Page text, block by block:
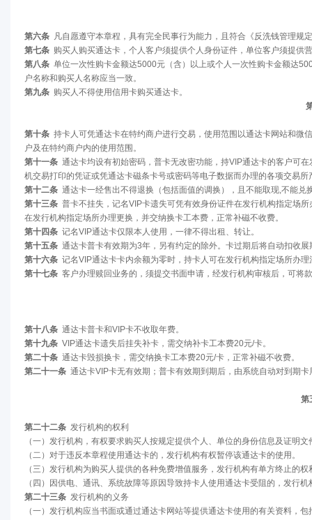
第六条 凡自愿遵守本章程，具有完全民事行为能力，且符合《反洗钱管理规
第七条 购买人购买通达卡，个人客户须提供个人身份证件，单位客户须提
第八条 单位一次性购卡金额达5000元（含）以上或个人一次性购卡金额达
户名称和购买人名称应当一致。
第九条 购买人不得使用信用卡购买通达卡。
第十条 持卡人可凭通达卡在特约商户进行交易，使用范围以通达卡网站和微
户及在特约商户内的使用范围。
第十一条 通达卡均设有初始密码，普卡无改密功能，持VIP通达卡的客户可
机交易打印的凭证或凭通达卡磁条卡号或密码等电子数据而办理的各项交易
第十二条 通达卡一经售出不得退换（包括面值的调换），且不能取现,不能兑
第十三条 普卡不挂失，记名VIP卡遗失可凭有效身份证件在发行机构指定场
在发行机构指定场所办理更换，并交纳换卡工本费，正常补磁不收费。
第十四条 记名VIP通达卡仅限本人使用，一律不得出租、转让。
第十五条 通达卡普卡有效期为3年，另有约定的除外。卡过期后将自动扣收
第十六条 记名VIP通达卡卡内余额为零时，持卡人可在发行机构指定场所办
第十七条 客户办理赎回业务的，须提交书面申请，经发行机构审核后，可将
第十八条 通达卡普卡和VIP卡不收取年费。
第十九条 VIP通达卡遗失后挂失补卡，需交纳补卡工本费20元/卡。
第二十条 通达卡毁损换卡，需交纳换卡工本费20元/卡，正常补磁不收费。
第二十一条 通达卡VIP卡无有效期；普卡有效期到期后，由系统自动对到期
第
第二十二条 发行机构的权利
（一）发行机构，有权要求购买人按规定提供个人、单位的身份信息及证明文
（二）对于违反本章程使用通达卡的，发行机构有权暂停该通达卡的使用。
（三）发行机构为购买人提供的各种免费增值服务，发行机构有单方终止的
（四）因供电、通讯、系统故障等原因导致持卡人使用通达卡受阻的，发行
第二十三条 发行机构的义务
（一）发行机构应当书面或通过通达卡网站等提供通达卡使用的有关资料，